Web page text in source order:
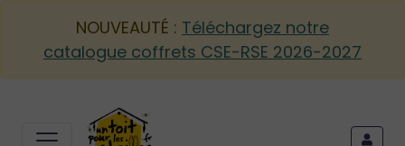
NOUVEAUTÉ : Téléchargez notre
catalogue coffrets CSE-RSE 2026-2027